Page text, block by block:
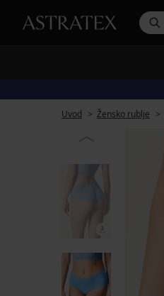
Uvod Žensko rublje